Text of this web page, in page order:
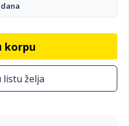
korpu
listu želja